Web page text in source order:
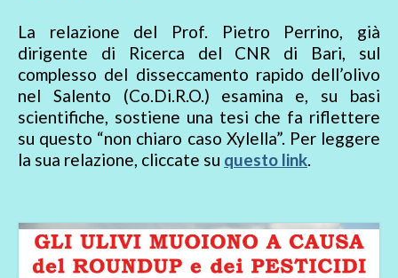
La relazione del Prof. Pietro Perrino, già
dirigente di Ricerca del CNR di Bari, sul
complesso del disseccamento rapido dell’olivo
nel Salento (Co.Di.R.O.) esamina e, su basi
scientifiche, sostiene una tesi che fa riflettere
su questo “non chiaro caso Xylella”. Per leggere
la sua relazione, cliccate su questo link.